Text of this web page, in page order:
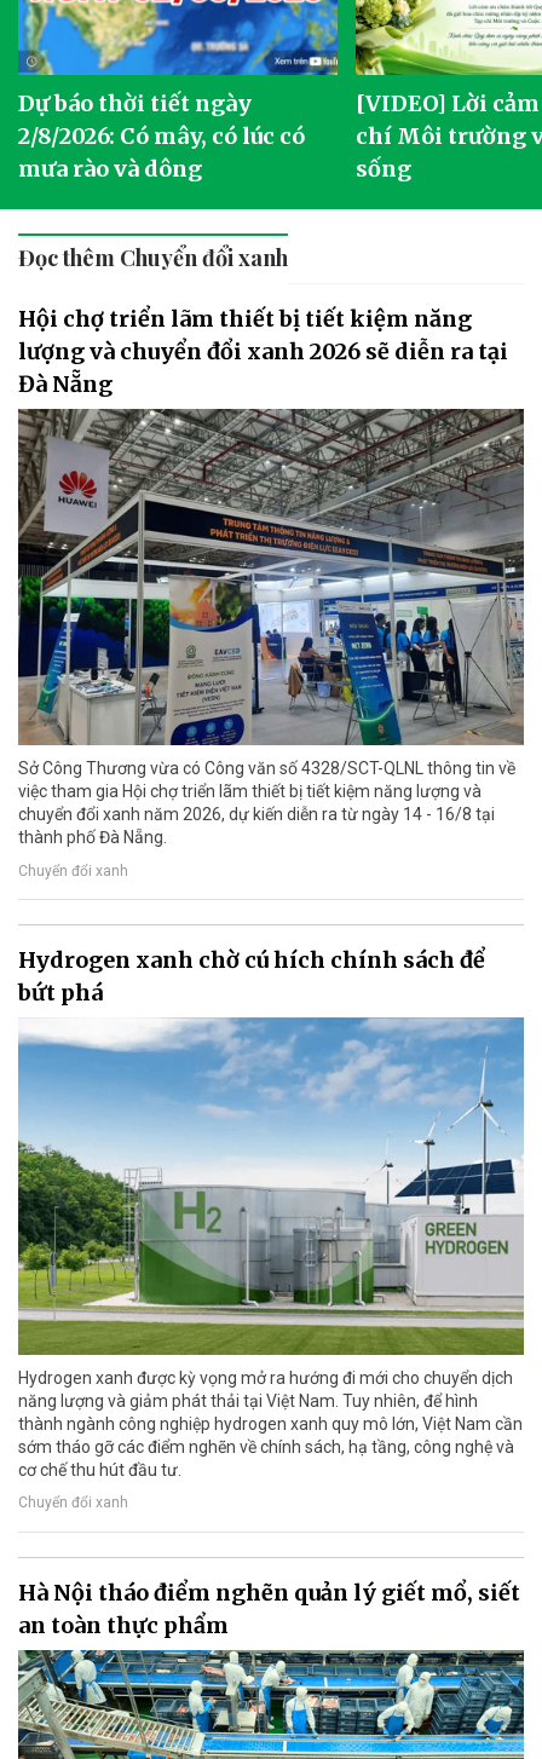
Dự báo thời tiết ngày
2/8/2026: Có mây, có lúc có
mưa rào và dông
[VIDEO] Lời
chí Môi trường
sống
Đọc thêm Chuyển đổi xanh
Hội chợ triển lãm thiết bị tiết kiệm năng
lượng và chuyển đổi xanh 2026 sẽ diễn ra tại
Đà Nẵng
Sở Công Thương vừa có Công văn số 4328/SCT-QLNL thông tin về
việc tham gia Hội chợ triển lãm thiết bị tiết kiệm năng lượng và
chuyển đổi xanh năm 2026, dự kiến diễn ra từ ngày 14 - 16/8 tại
thành phố Đà Nẵng.
Chuyển đổi xanh
Hydrogen xanh chờ cú hích chính sách để
bứt phá
Hydrogen xanh được kỳ vọng mở ra hướng đi mới cho chuyển dịch
năng lượng và giảm phát thải tại Việt Nam. Tuy nhiên, để hình
thành ngành công nghiệp hydrogen xanh quy mô lớn, Việt Nam cần
sớm tháo gỡ các điểm nghẽn về chính sách, hạ tầng, công nghệ và
cơ chế thu hút đầu tư.
Chuyển đổi xanh
Hà Nội tháo điểm nghẽn quản lý giết mổ, siết
an toàn thực phẩm